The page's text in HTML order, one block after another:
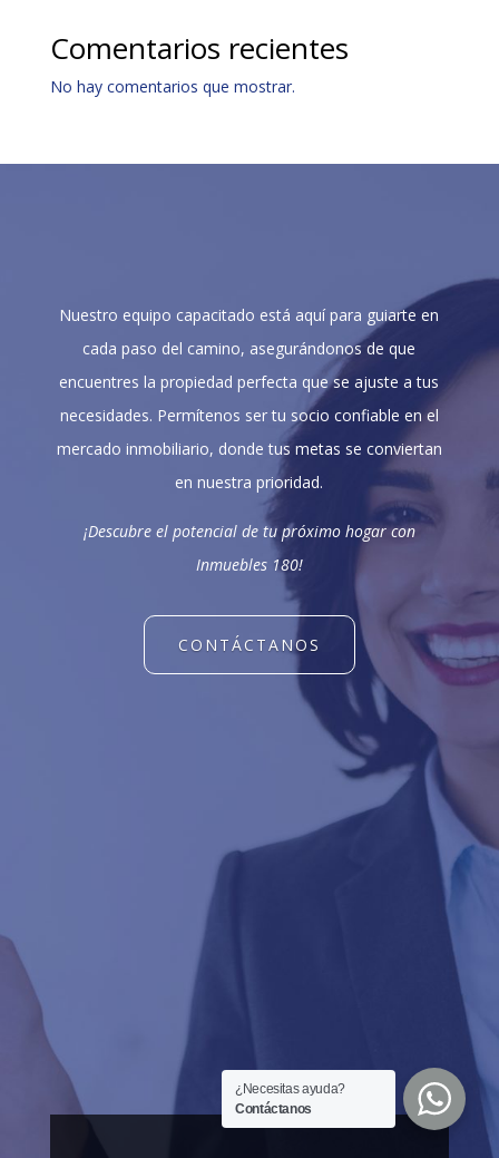
Comentarios recientes
No hay comentarios que mostrar.
Nuestro equipo capacitado está aquí para guiarte en
cada paso del camino, asegurándonos de que
encuentres la propiedad perfecta que se ajuste a tus
necesidades. Permítenos ser tu socio confiable en el
mercado inmobiliario, donde tus metas se conviertan
en nuestra prioridad.
¡Descubre el potencial de tu próximo hogar con
Inmuebles 180!
CONTÁCTANOS
¿Necesitas ayuda?
Contáctanos